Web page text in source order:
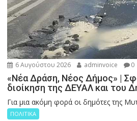
6 Αυγούστου 2026 adminvoice 0
«Νέα Δράση, Νέος Δήμος» |
διοίκηση της ΔΕΥΑΛ και του
Για μια ακόμη φορά οι δημότες της
ΠΟΛΙΤΙΚΑ